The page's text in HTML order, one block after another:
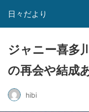
日々だより
ジャニー喜多
の再会や結成
hibi